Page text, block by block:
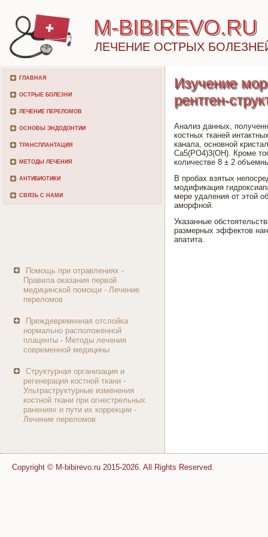
M-BIBIREVO.RU
ЛЕЧЕНИЕ ОСТРЫХ
ГЛАВНАЯ
ОСТРЫЕ БОЛЕЗНИ
ЛЕЧЕНИЕ ПЕРЕЛОМОВ
ОСНОВЫ ЭНДОДОНТИИ
ТРАНСПЛАНТАЦИЯ
МЕТОДЫ ЛЕЧЕНИЯ
АНТИБИОТИКИ
СВЯЗЬ С НАМИ
Помощь при отравлениях -
Правила оказания первой
медицинской помощи - Лечение
переломов
Преждевременная отслойка
нормально расположенной
плаценты - Методы лечения
современной медицины
Структурная организация и
регенерация костной ткани -
Ультраструктурные изменения
костной ткани при огнестрельных
ранениях и пути их коррекции -
Лечение переломов
Изучение
рентген-
Анализ данных,
костных тканей
канала, основной
Ca5(PO4)3(OH). Кроме
количестве 8 ± 2
В пробах взятых
модификация
мере удаления от этой
аморфной.
Указанные
размерных эффектов
апатита.
Copyright © M-bibirevo.ru 2015-2026. All Rights Reserved.